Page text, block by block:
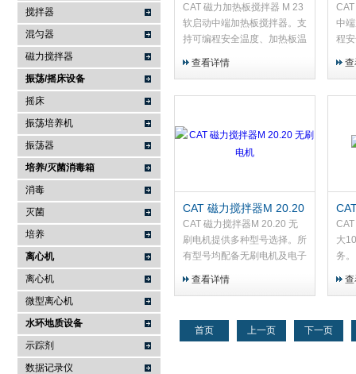
搅拌器
混匀器
磁力搅拌器
振荡/摇床设备
摇床
振荡培养机
振荡器
培养/灭菌消毒箱
消毒
灭菌
培养
离心机
离心机
微型离心机
水环地质设备
示踪剂
数据记录仪
M 23 软启动
CAT 磁力加热板搅拌器 M 23
软启动中端加热板搅拌器。支
持可编程安全温度、加热板温
RS485与电脑连接。
查看详情
22
中
程
CAT 磁力搅拌器M 20.20
无刷电机
CAT 磁力搅拌器M 20.20 无
刷电机提供多种型号选择。所
有型号均配备无刷电机及电子
变化或电压波动不会影响设定
子脱耦。
查看详情
大
务
首页 上一页 下一页